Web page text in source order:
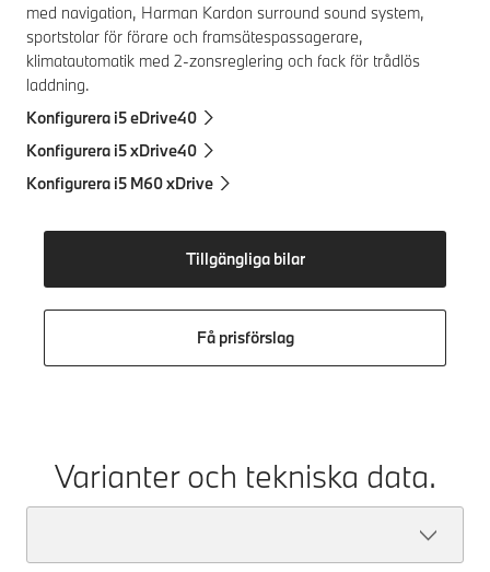
med navigation, Harman Kardon surround sound system,
sportstolar för förare och framsätespassagerare,
klimatautomatik med 2-zonsreglering och fack för trådlös
laddning.
Konfigurera i5 eDrive40
Konfigurera i5 xDrive40
Konfigurera i5 M60 xDrive
Tillgängliga bilar
Få prisförslag
Varianter och tekniska data.